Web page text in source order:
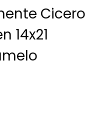
Cicero
14x21